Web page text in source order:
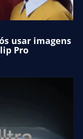
usar imagens
Pro